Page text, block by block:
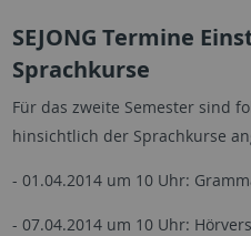
SEJONG Termine
Sprachkurse
Für das zweite Semester sind
hinsichtlich der Sprachkurse
- 01.04.2014 um 10 Uhr:
- 07.04.2014 um 10 Uhr: